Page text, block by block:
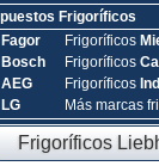
Frigoríficos
Fagor
Bosch
AEG
LG
Frigoríficos
Frigoríficos
Frigoríficos
Más marcas
Frigoríficos